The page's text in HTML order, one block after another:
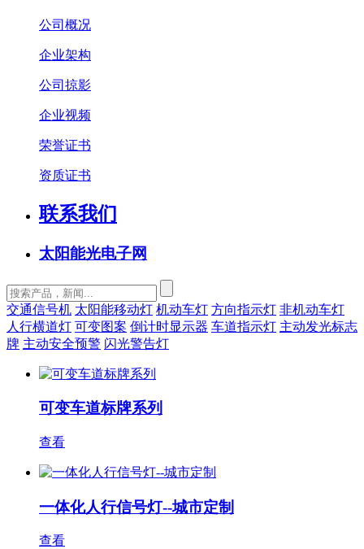
公司概况
企业架构
公司掠影
企业视频
荣誉证书
资质证书
联系我们
太阳能光电子网
交通信号机 太阳能移动灯 机动车灯 方向指示灯 非机动车灯
人行横道灯 可变图案 倒计时显示器 车道指示灯 主动发光标志
牌 主动安全预警 闪光警告灯
可变车道标牌系列
查看
一体化人行信号灯--城市定制
查看